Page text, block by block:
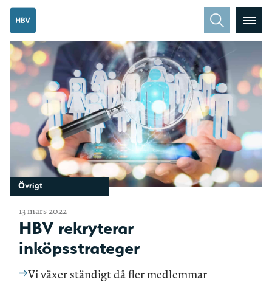
Övrigt
13 mars 2022
HBV rekryterar
inköpsstrateger
Vi växer ständigt då fler medlemmar